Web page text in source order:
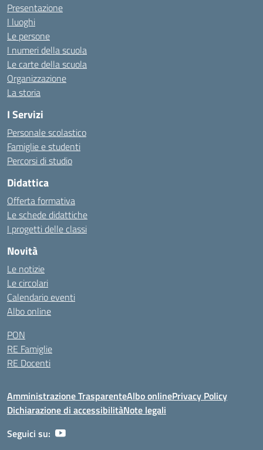
Presentazione
I luoghi
Le persone
I numeri della scuola
Le carte della scuola
Organizzazione
La storia
I Servizi
Personale scolastico
Famiglie e studenti
Percorsi di studio
Didattica
Offerta formativa
Le schede didattiche
I progetti delle classi
Novità
Le notizie
Le circolari
Calendario eventi
Albo online
PON
RE Famiglie
RE Docenti
Amministrazione TrasparenteAlbo onlinePrivacy Policy
Dichiarazione di accessibilitàNote legali
Seguici su: